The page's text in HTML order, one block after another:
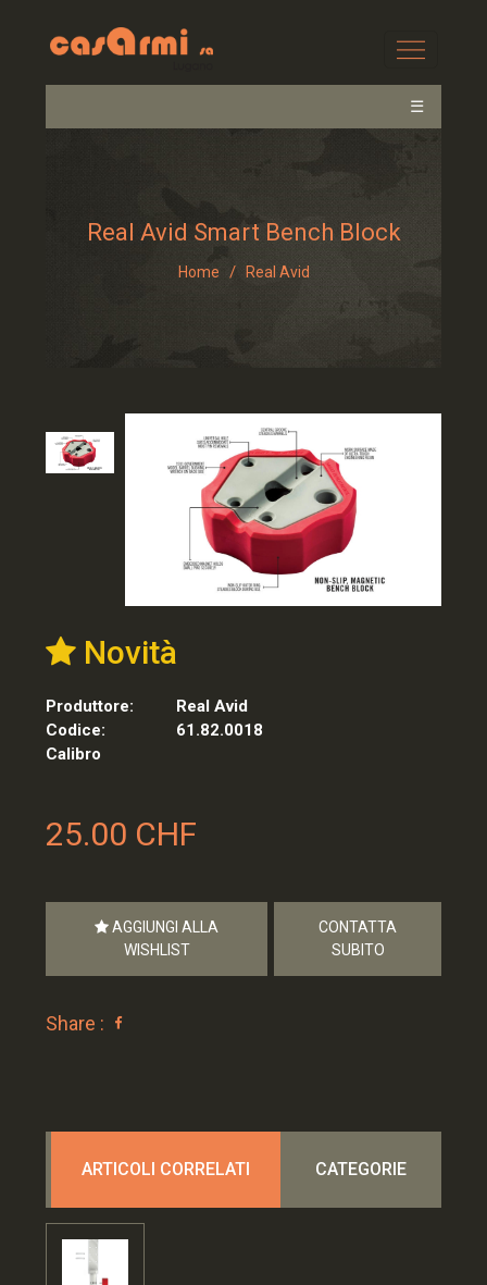
☰
Real Avid Smart Bench Block
Home / Real Avid
Novità
Produttore:
Real Avid
Codice:
61.82.0018
Calibro
25.00 CHF
AGGIUNGI ALLA
WISHLIST
CONTATTA
SUBITO
Share :
ARTICOLI CORRELATI CATEGORIE